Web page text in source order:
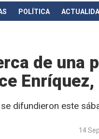
POLÍTICA
de una
Enríquez,
difundieron este
14